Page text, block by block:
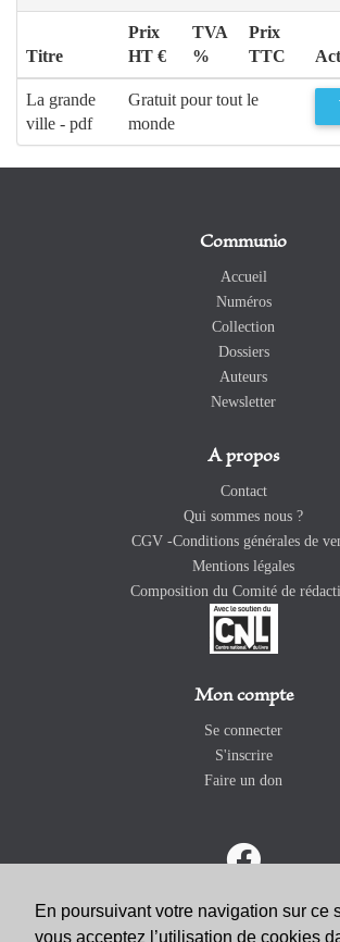
En poursuivant votre navigation sur ce
vous acceptez l’utilisation de cookies
Titre
Prix
HT €
TVA
%
Prix
TTC
La grande
ville - pdf
Gratuit pour tout le
monde
Communio
Accueil
Numéros
Collection
Dossiers
Auteurs
Newsletter
A propos
Contact
Qui sommes nous ?
CGV -Conditions générales de
Mentions légales
Composition du Comité de
Mon compte
Se connecter
S'inscrire
Faire un don
ABONNEZ-VOUS